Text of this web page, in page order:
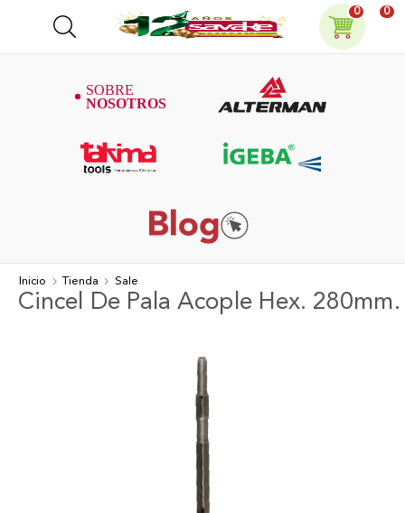
0 0
Inicio Tienda Sale
Cincel De Pala Acople Hex. 280mm.